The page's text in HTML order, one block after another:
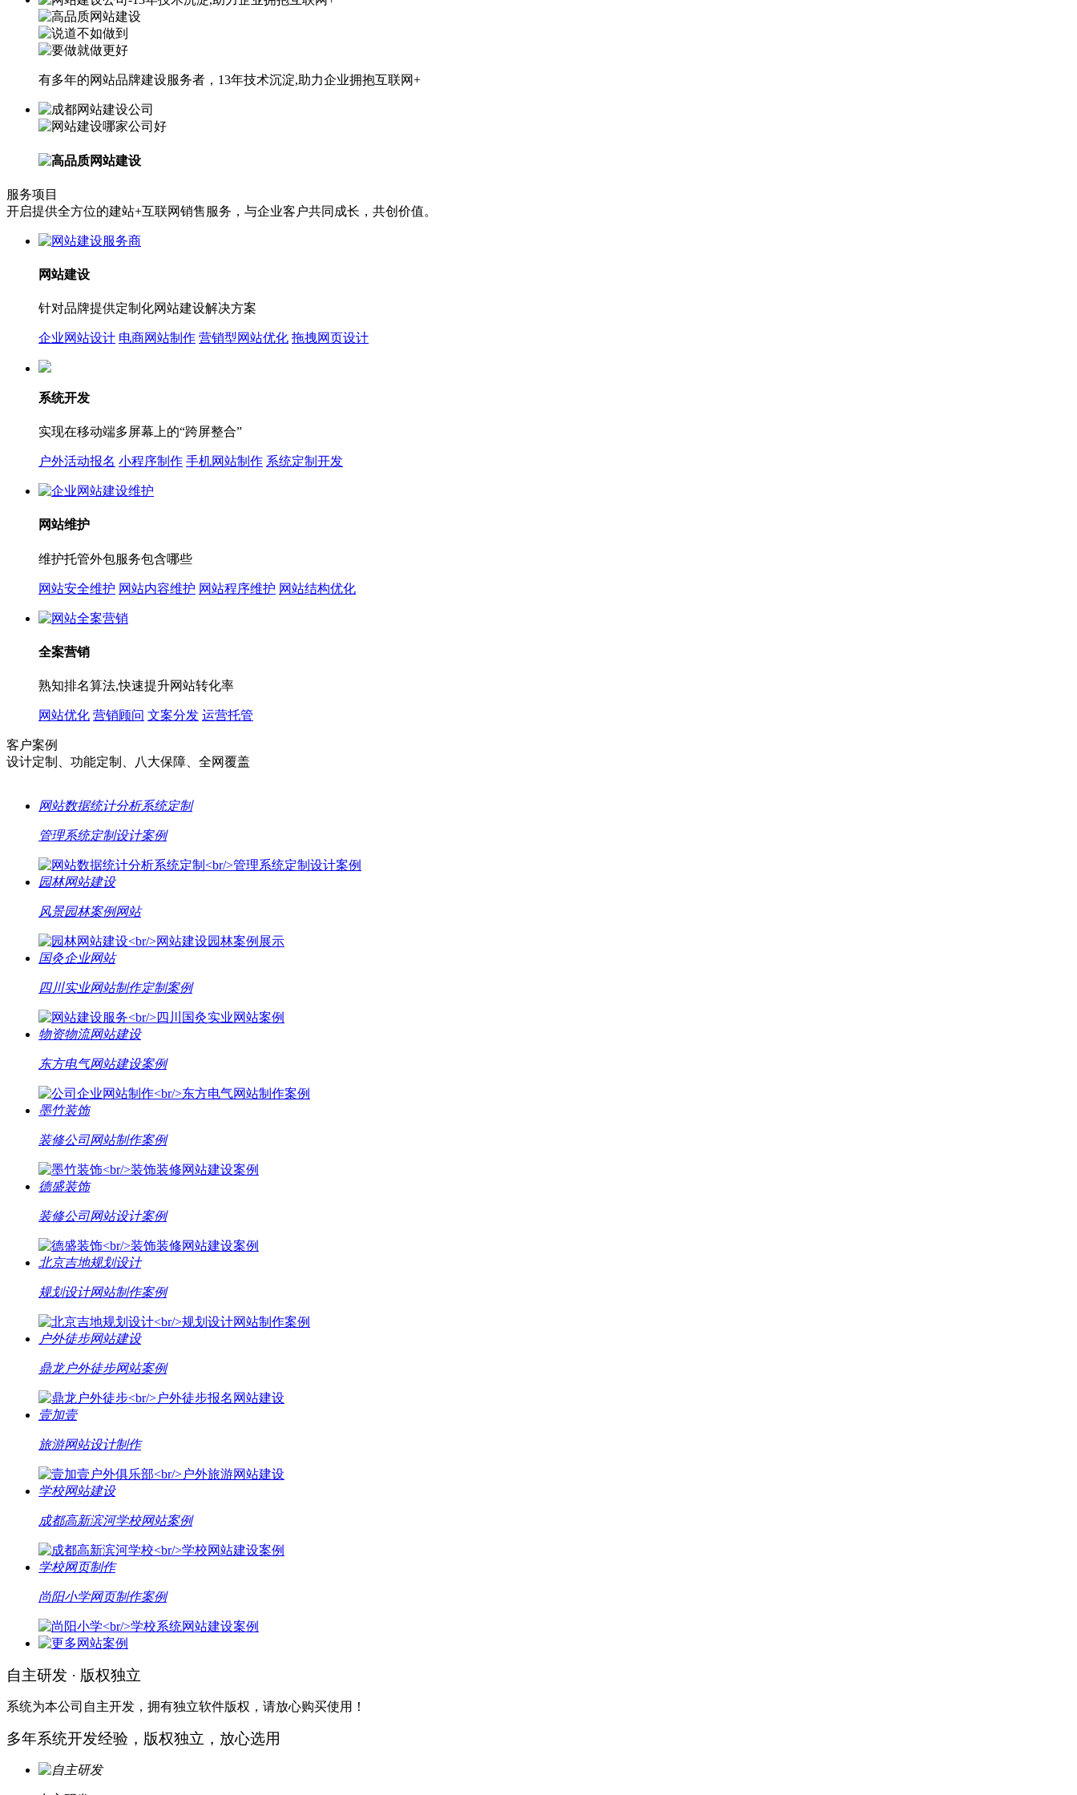
有多年的网站品牌建设服务者，13年技术沉淀,助力企业拥抱互联网+
服务项目
开启提供全方位的建站+互联网销售服务，与企业客户共同成长，共创价值。
网站建设
针对品牌提供定制化网站建设解决方案
企业网站设计 电商网站制作 营销型网站优化 拖拽网页设计
系统开发
实现在移动端多屏幕上的“跨屏整合”
户外活动报名 小程序制作 手机网站制作 系统定制开发
网站维护
维护托管外包服务包含哪些
网站安全维护 网站内容维护 网站程序维护 网站结构优化
全案营销
熟知排名算法,快速提升网站转化率
网站优化 营销顾问 文案分发 运营托管
客户案例
设计定制、功能定制、八大保障、全网覆盖
网站数据统计分析系统定制
管理系统定制设计案例
园林网站建设
风景园林案例网站
国灸企业网站
四川实业网站制作定制案例
物资物流网站建设
东方电气网站建设案例
墨竹装饰
装修公司网站制作案例
德盛装饰
装修公司网站设计案例
北京吉地规划设计
规划设计网站制作案例
户外徒步网站建设
鼎龙户外徒步网站案例
壹加壹
旅游网站设计制作
学校网站建设
成都高新滨河学校网站案例
学校网页制作
尚阳小学网页制作案例
自主研发 · 版权独立
系统为本公司自主开发，拥有独立软件版权，请放心购买使用！
多年系统开发经验，版权独立，放心选用